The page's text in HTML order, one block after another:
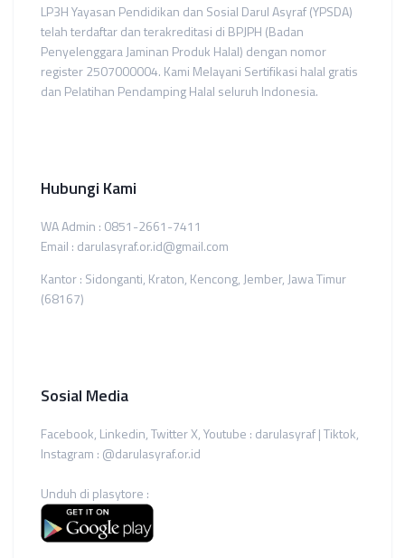
LP3H Yayasan Pendidikan dan Sosial Darul Asyraf (YPSDA)
telah terdaftar dan terakreditasi di BPJPH (Badan
Penyelenggara Jaminan Produk Halal) dengan nomor
register 2507000004. Kami Melayani Sertifikasi halal gratis
dan Pelatihan Pendamping Halal seluruh Indonesia.
Hubungi Kami
WA Admin : 0851-2661-7411
Email : darulasyraf.or.id@gmail.com
Kantor : Sidonganti, Kraton, Kencong, Jember, Jawa Timur
(68167)
Sosial Media
Facebook, Linkedin, Twitter X, Youtube : darulasyraf | Tiktok,
Instagram : @darulasyraf.or.id
Unduh di plasytore :